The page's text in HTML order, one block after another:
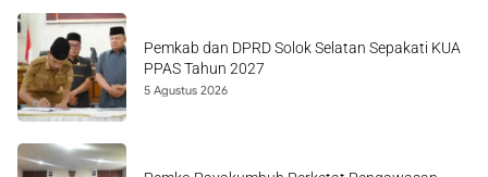
Pemkab dan DPRD Solok Selatan Sepakati KUA
PPAS Tahun 2027
5 Agustus 2026